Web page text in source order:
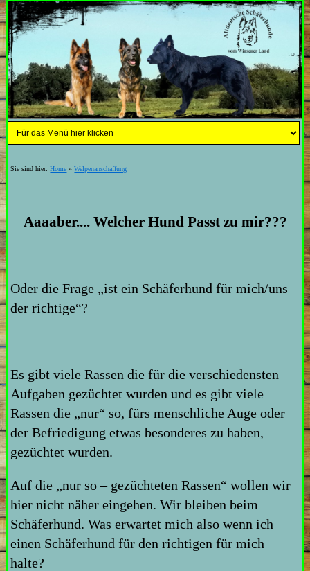
Sie sind hier:Home »Welpenanschaffung
Aaaaber.... Welcher Hund Passt zu mir???
Oder die Frage „ist ein Schäferhund für mich/uns
der richtige“?
Es gibt viele Rassen die für die verschiedensten
Aufgaben gezüchtet wurden und es gibt viele
Rassen die „nur“ so, fürs menschliche Auge oder
der Befriedigung etwas besonderes zu haben,
gezüchtet wurden.
Auf die „nur so – gezüchteten Rassen“ wollen wir
hier nicht näher eingehen. Wir bleiben beim
Schäferhund. Was erwartet mich also wenn ich
einen Schäferhund für den richtigen für mich
halte?